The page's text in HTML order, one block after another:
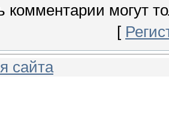
комментарии могут
[
сайта